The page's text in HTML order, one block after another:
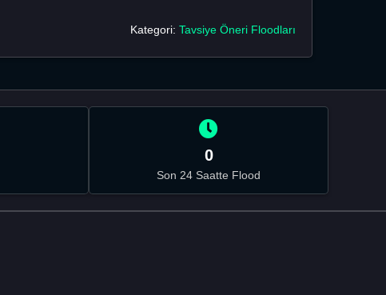
Kategori: Tavsiye Öneri Floodları
0
Son 24 Saatte Flood